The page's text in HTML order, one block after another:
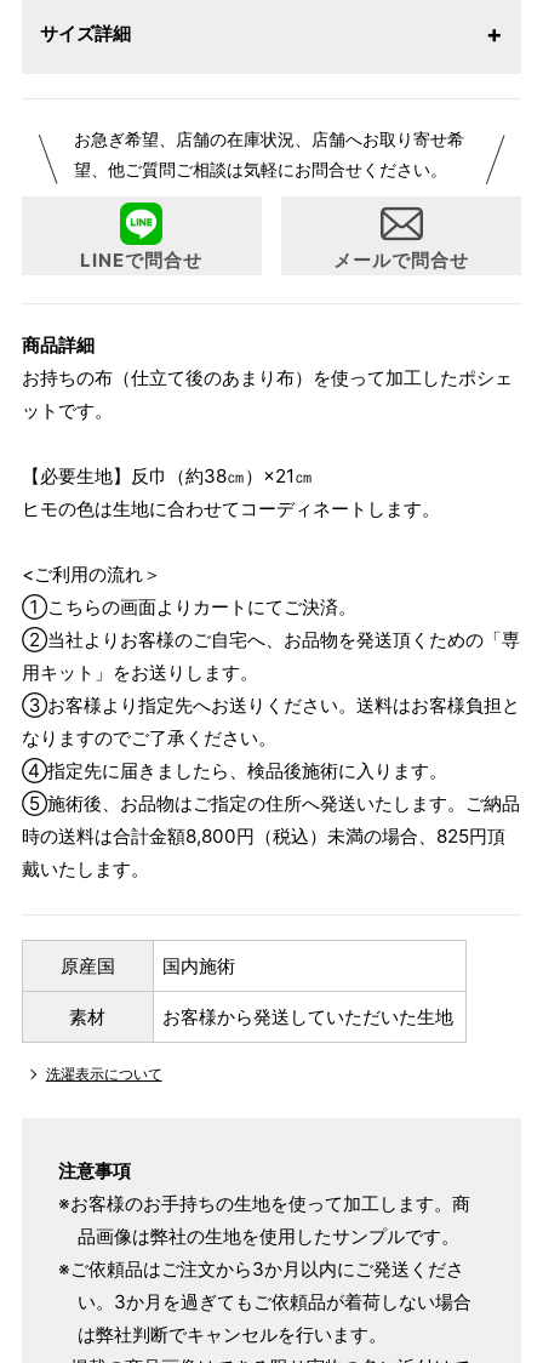
サイズ詳細
お急ぎ希望、店舗の在庫状況、店舗へお取り寄せ希
望、他ご質問ご相談は気軽にお問合せください。
LINEで問合せ メールで問合せ
商品詳細
お持ちの布（仕立て後のあまり布）を使って加工したポシェ
ットです。
【必要生地】反巾（約38㎝）×21㎝
ヒモの色は生地に合わせてコーディネートします。
<ご利用の流れ＞
①こちらの画面よりカートにてご決済。
②当社よりお客様のご自宅へ、お品物を発送頂くための「専
用キット」をお送りします。
③お客様より指定先へお送りください。送料はお客様負担と
なりますのでご了承ください。
④指定先に届きましたら、検品後施術に入ります。
⑤施術後、お品物はご指定の住所へ発送いたします。ご納品
時の送料は合計金額8,800円（税込）未満の場合、825円頂
戴いたします。
原産国 国内施術
素材 お客様から発送していただいた生地
洗濯表示について
注意事項
※お客様のお手持ちの生地を使って加工します。商
品画像は弊社の生地を使用したサンプルです。
※ご依頼品はご注文から3か月以内にご発送くださ
い。3か月を過ぎてもご依頼品が着荷しない場合
は弊社判断でキャンセルを行います。